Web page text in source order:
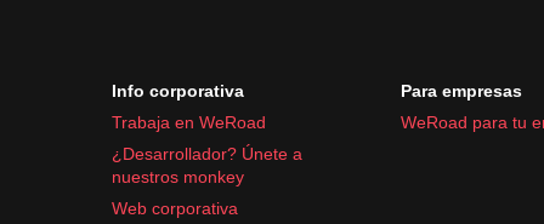
Info corporativa
Trabaja en WeRoad
¿Desarrollador? Únete a
nuestros monkey
Web corporativa
Para empresas
WeRoad para tu